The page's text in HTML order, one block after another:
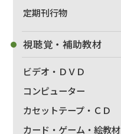
定期刊行物
視聴覚・補助教材
ビデオ・ＤＶＤ
コンピューター
カセットテープ・ＣＤ
カード・ゲーム・絵教材